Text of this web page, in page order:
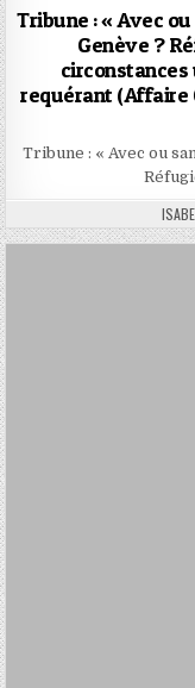
Tribune : « Avec
Genève ?
requérant (Affaire
Tribune : « Avec ou